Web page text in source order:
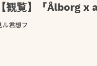
観覧】『Ålborg x
君想フ